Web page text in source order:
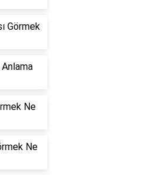
Görmek
Ne
Ne